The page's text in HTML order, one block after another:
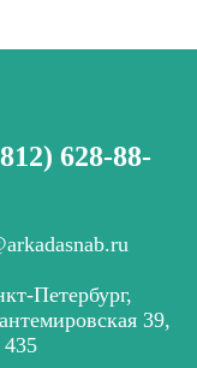
628-88-
Петербург,
39,